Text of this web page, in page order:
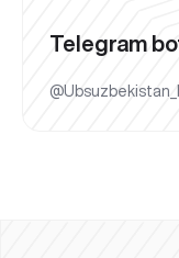
Telegram